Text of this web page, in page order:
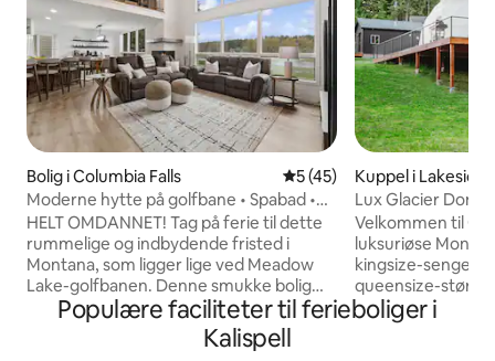
Bolig i Columbia Falls 5 ud af 5 i gennemsnitlig
5 (45)
Moderne hytte på golfbane • Spabad •
Familieferie
HELT OMDANNET! Tag på ferie til dette
rummelige og indbydende fristed i
Montana, som ligger lige ved Meadow
Lake-golfbanen. Denne smukke bolig
har 2 rummelige soveværelser, 2,5
badeværelser og et hyggeligt loft med 2
queensize-senge samt et øverste loft
Kuppel i Lakeside
Lux Glacier
FlatheadLake
Velkommen til
luksuriøse
kingsize-senge,
queensize-
spabad, bål,
badeværelse,
Populære faciliteter til ferieboliger i
Kalispell